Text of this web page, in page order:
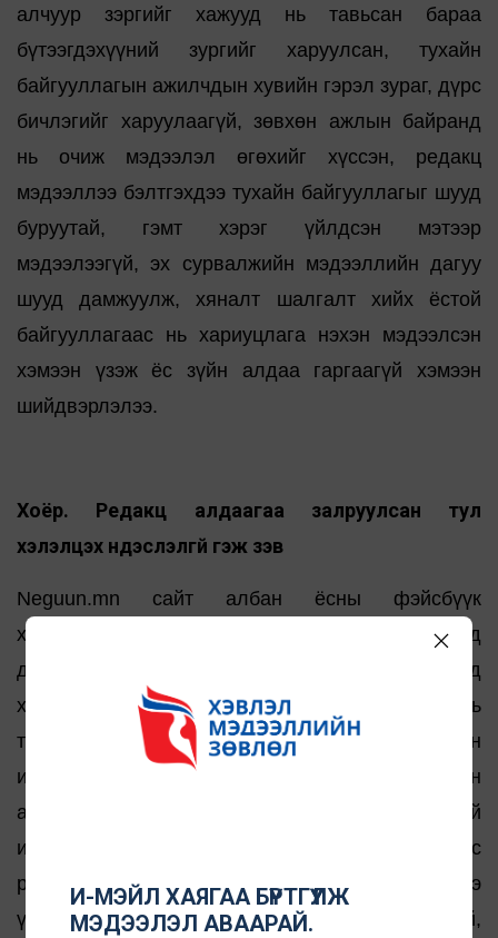
алчуур зэргийг хажууд нь тавьсан бараа
бүтээгдэхүүний зургийг харуулсан, тухайн
байгууллагын ажилчдын хувийн гэрэл зураг, дүрс
бичлэгийг харуулаагүй, зөвхөн ажлын байранд
нь очиж мэдээлэл өгөхийг хүссэн, редакц
мэдээллээ бэлтгэхдээ тухайн байгууллагыг шууд
буруутай, гэмт хэрэг үйлдсэн мэтээр
мэдээлээгүй, эх сурвалжийн мэдээллийн дагуу
шууд дамжуулж, хяналт шалгалт хийх ёстой
байгууллагаас нь хариуцлага нэхэн мэдээлсэн
хэмээн үзэж ёс зүйн алдаа гаргаагүй хэмээн
шийдвэрлэлээ.
Хоёр. Редакц алдаагаа залруулсан тул
хэлэлцэх үндэслэлгүй гэж үзэв
Neguun.mn сайт албан ёсны фэйсбүүк
хуудсаараа аравдугаар сарын 7-ны өдөр шууд
дамжуулсан “Сэтгүүлчийн өнцөг: “Казак”-ууд
хүүхдүүдийг санаатайгаар хордуулсан нь
тогтоогдсон” гэх гарчигтай мэдээлэлд нэгэн
иргэнээс гомдол ирүүлсэн. Энэхүү мэдээллийн
агуулга нь дээрх гомдолд дурдсан мэдээлэлтэй
ижил агуулгатай байв. Гомдол гаргагчийн зүгээс
редакцыг мэдээллээ гарчиглахдаа мэдээллээ
үнэн зөв эсэхийг нягталж, баталгаажуулаагүй,
И-МЭЙЛ ХАЯГАА БҮРТГҮҮЛЖ
МЭДЭЭЛЭЛ АВААРАЙ.